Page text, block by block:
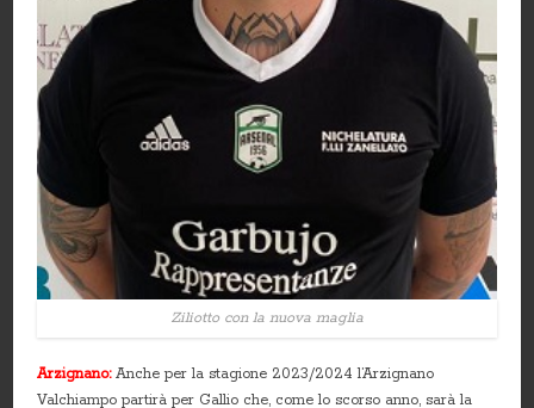
Ziliotto con la nuova maglia
Arzignano:Anche per la stagione 2023/2024 l’Arzignano
Valchiampo partirà per Gallio che, come lo scorso anno, sarà la